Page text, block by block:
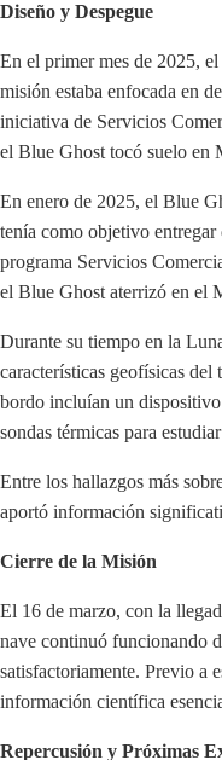
Diseño y Despegue
En el primer mes de 2025,
misión estaba enfocada en
iniciativa de Servicios
el Blue Ghost tocó suelo en
En enero de 2025, el Blue
tenía como objetivo
programa Servicios
el Blue Ghost aterrizó en el
Durante su tiempo en la
características geofísicas
bordo incluían un
sondas térmicas para
Entre los hallazgos más
aportó información
Cierre de la Misión
El 16 de marzo, con la
nave continuó funcionando
satisfactoriamente. Previo a
información científica
Repercusión y Próximas